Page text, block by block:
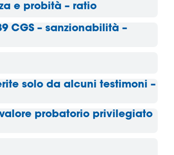
e probità – ratio
CGS – sanzionabilità –
solo da alcuni testimoni –
probatorio privilegiato